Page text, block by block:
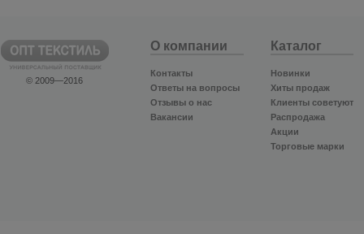
© 2009—2016
О компании
Контакты
Ответы на вопросы
Отзывы о нас
Вакансии
Каталог
Новинки
Хиты продаж
Клиенты советуют
Распродажа
Акции
Торговые марки